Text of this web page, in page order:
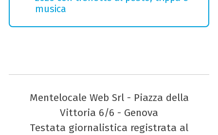
musica
Mentelocale Web Srl - Piazza della
Vittoria 6/6 - Genova
Testata giornalistica registrata al